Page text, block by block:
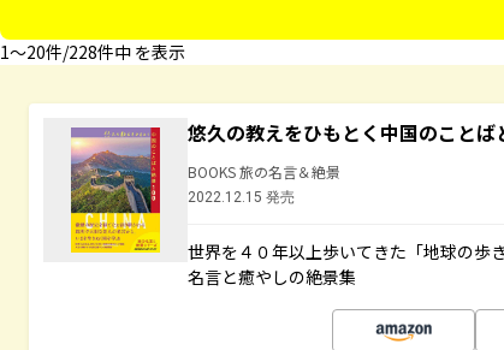
1〜20件/228件中 を表示
悠久の教えをひもとく中国のことば
BOOKS 旅の名言＆絶景
2022.12.15 発売
世界を４０年以上歩いてきた「地球の歩
名言と癒やしの絶景集